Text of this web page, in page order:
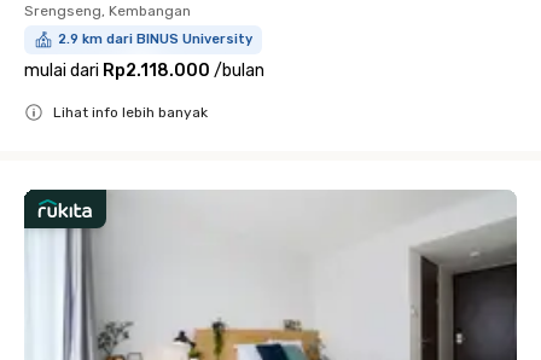
Srengseng, Kembangan
2.9 km dari BINUS University
mulai dari Rp2.118.000 /bulan
Lihat info lebih banyak